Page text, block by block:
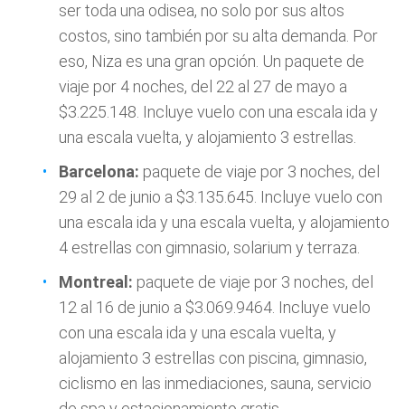
ser toda una odisea, no solo por sus altos
costos, sino también por su alta demanda. Por
eso, Niza es una gran opción. Un paquete de
viaje por 4 noches, del 22 al 27 de mayo a
$3.225.148. Incluye vuelo con una escala ida y
una escala vuelta, y alojamiento 3 estrellas.
Barcelona: paquete de viaje por 3 noches, del
29 al 2 de junio a $3.135.645. Incluye vuelo con
una escala ida y una escala vuelta, y alojamiento
4 estrellas con gimnasio, solarium y terraza.
Montreal: paquete de viaje por 3 noches, del
12 al 16 de junio a $3.069.9464. Incluye vuelo
con una escala ida y una escala vuelta, y
alojamiento 3 estrellas con piscina, gimnasio,
ciclismo en las inmediaciones, sauna, servicio